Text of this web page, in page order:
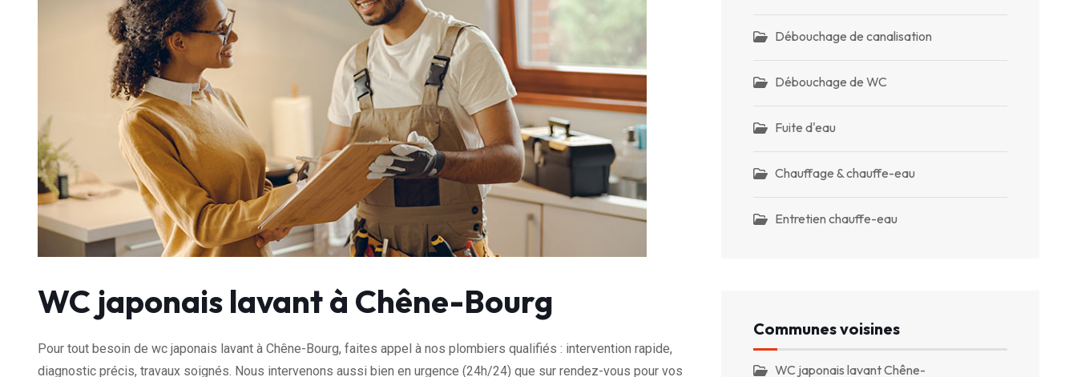
WC japonais lavant à Chêne-Bourg
Pour tout besoin de wc japonais lavant à Chêne-Bourg, faites appel à nos plombiers qualifiés : intervention rapide,
diagnostic précis, travaux soignés. Nous intervenons aussi bien en urgence (24h/24) que sur rendez-vous pour vos
Débouchage de canalisation
Débouchage de WC
Fuite d'eau
Chauffage & chauffe-eau
Entretien chauffe-eau
Communes voisines
WC japonais lavant Chêne-